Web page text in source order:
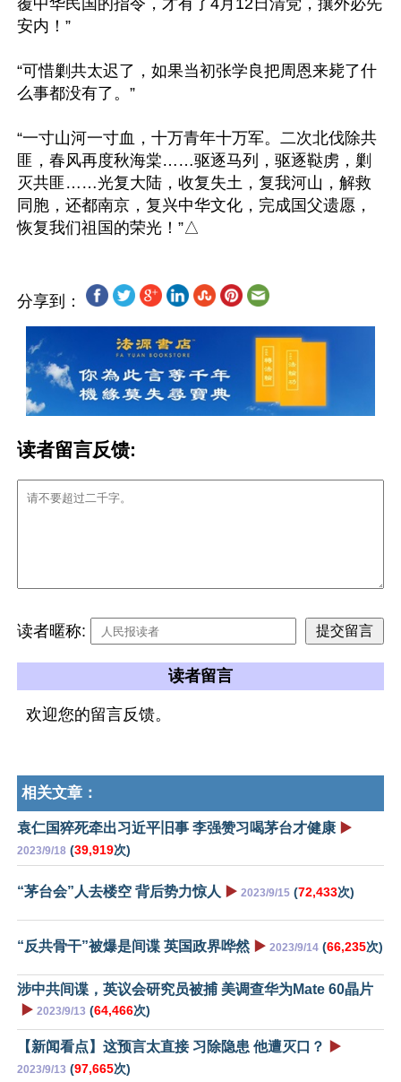
覆中华民国的指令，才有了4月12日清党，攘外必先
安内！”
“可惜剿共太迟了，如果当初张学良把周恩来毙了什
么事都没有了。”
“一寸山河一寸血，十万青年十万军。二次北伐除共
匪，春风再度秋海棠……驱逐马列，驱逐鞑虏，剿
灭共匪……光复大陆，收复失土，复我河山，解救
同胞，还都南京，复兴中华文化，完成国父遗愿，
分享到：
读者留言反馈:
读者暱称:
读者留言
欢迎您的留言反馈。
相关文章：
袁仁国猝死牵出习近平旧事 李强赞习喝茅台才健康 ▶️
2023/9/18 (39,919次)
“茅台会”人去楼空 背后势力惊人 ▶️ 2023/9/15 (72,433次)
“反共骨干”被爆是间谍 英国政界哗然 ▶️ 2023/9/14 (66,235次)
涉中共间谍，英议会研究员被捕 美调查华为Mate 60晶片
▶️ 2023/9/13 (64,466次)
【新闻看点】这预言太直接 习除隐患 他遭灭口？ ▶️
2023/9/13 (97,665次)